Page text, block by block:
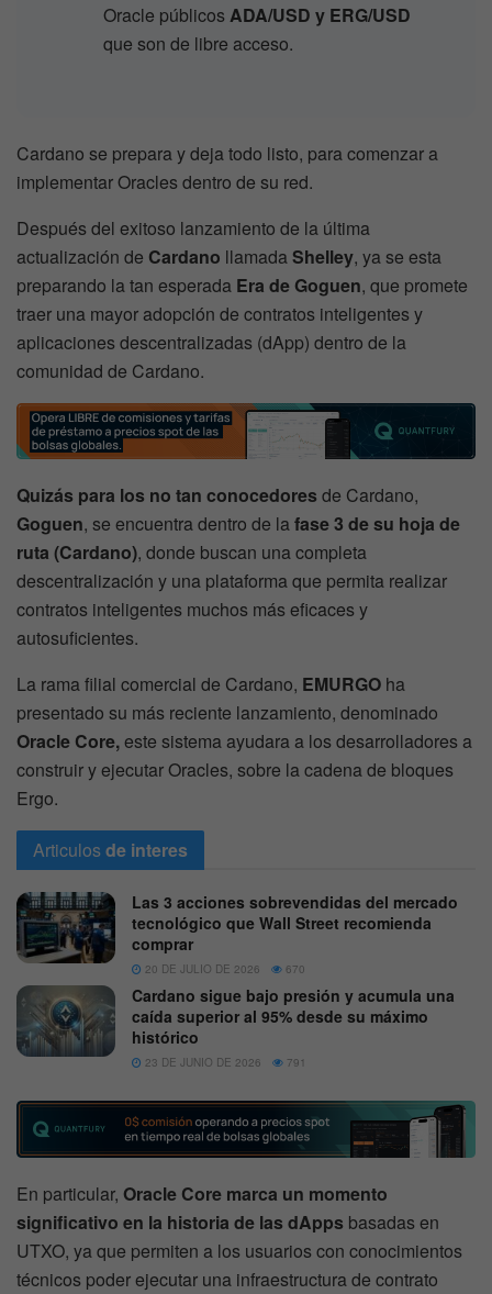
Oracle públicosADA/USD y ERG/USD
que son de libre acceso.
Cardano se prepara y deja todo listo, para comenzar a
implementar Oracles dentro de su red.
Después del exitoso lanzamiento de la última
actualización de Cardano llamadaShelley, ya se esta
preparando la tan esperada Era de Goguen, que promete
traer una mayor adopción de contratos inteligentes y
aplicaciones descentralizadas (dApp) dentro de la
comunidad de Cardano.
Quizás para los no tan conocedores de Cardano,
Goguen, se encuentra dentro de lafase 3 de su hoja de
ruta (Cardano), donde buscan una completa
descentralización y una plataforma que permita realizar
contratos inteligentes muchos más eficaces y
autosuficientes.
La rama filial comercial de Cardano, EMURGO ha
presentado su más reciente lanzamiento, denominado
Oracle Core,este sistema ayudara a los desarrolladores a
construir y ejecutar Oracles, sobre la cadena de bloques
Ergo.
Articulosde interes
Las 3 acciones sobrevendidas del mercado
tecnológico que Wall Street recomienda
comprar
20 DE JULIO DE 2026 670
Cardano sigue bajo presión y acumula una
caída superior al 95% desde su máximo
histórico
23 DE JUNIO DE 2026 791
En particular, Oracle Core marca un momento
significativo en la historia de las dApps basadas en
UTXO, ya que permiten a los usuarios con conocimientos
técnicos poder ejecutar una infraestructura de contrato